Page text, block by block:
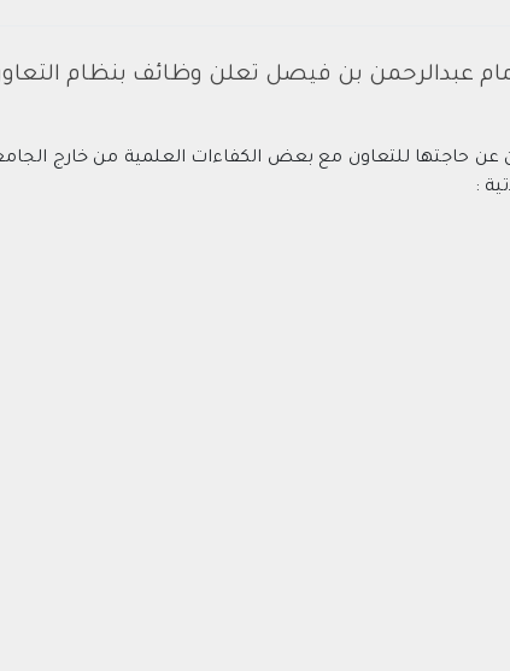
عبدالرحمن بن فيصل تعلن وظائف بنظام
عن حاجتها للتعاون مع بعض الكفاءات العلمية من خارج
: